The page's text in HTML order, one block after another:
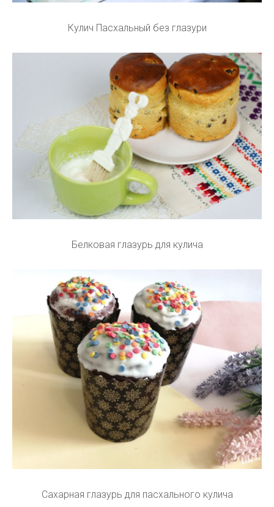
Кулич Пасхальный без глазури
Белковая глазурь для кулича
Сахарная глазурь для пасхального кулича